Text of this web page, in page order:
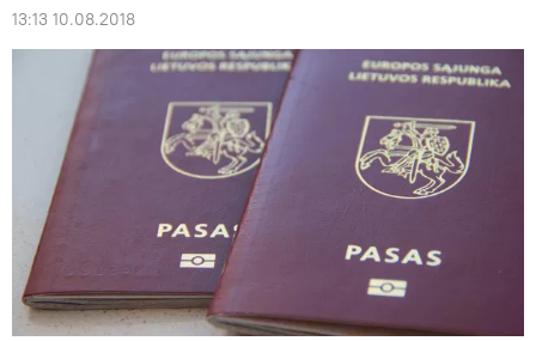
13:13 10.08.2018